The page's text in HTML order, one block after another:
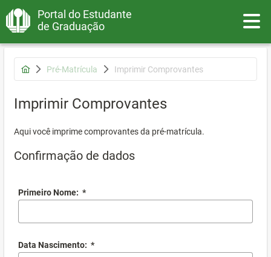
Portal do Estudante
de Graduação
Pré-Matrícula Imprimir Comprovantes
Imprimir Comprovantes
Aqui você imprime comprovantes da pré-matrícula.
Confirmação de dados
Primeiro Nome: *
Data Nascimento: *